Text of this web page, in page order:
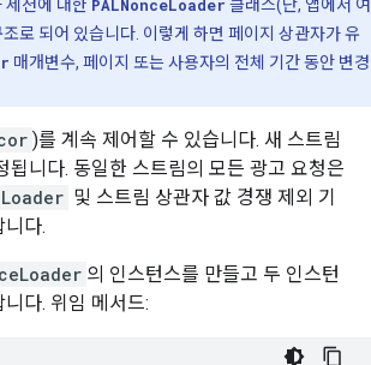
세션에 대한 PALNonceLoader 클래스(단, 앱에서 여
로 되어 있습니다. 이렇게 하면 페이지 상관자가 유
매개변수, 페이지 또는 사용자의 전체 기간 동안 변경
)를 계속 제어할 수 있습니다. 새 스트림
됩니다. 동일한 스트림의 모든 광고 요청은
및 스트림 상관자 값 경쟁 제외 기
다.
의 인스턴스를 만들고 두 인스턴
다. 위임 메서드: